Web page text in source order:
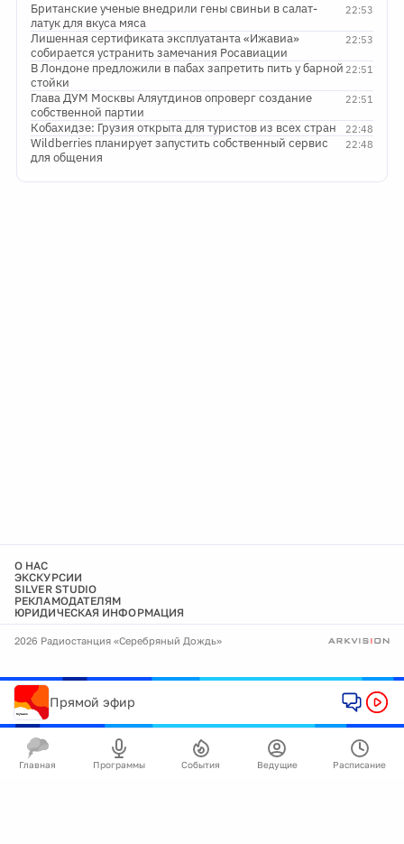
22:53
Британские ученые внедрили гены свиньи в салат-
латук для вкуса мяса
22:53
Лишенная сертификата эксплуатанта «Ижавиа»
собирается устранить замечания Росавиации
22:51
В Лондоне предложили в пабах запретить пить у барной
стойки
22:51
Глава ДУМ Москвы Аляутдинов опроверг создание
собственной партии
22:48
Кобахидзе: Грузия открыта для туристов из всех стран
22:48
Wildberries планирует запустить собственный сервис
для общения
О НАС
ЭКСКУРСИИ
SILVER STUDIO
РЕКЛАМОДАТЕЛЯМ
ЮРИДИЧЕСКАЯ ИНФОРМАЦИЯ
2026 Радиостанция «Серебряный Дождь»
Прямой эфир
Главная Программы События Ведущие Расписание